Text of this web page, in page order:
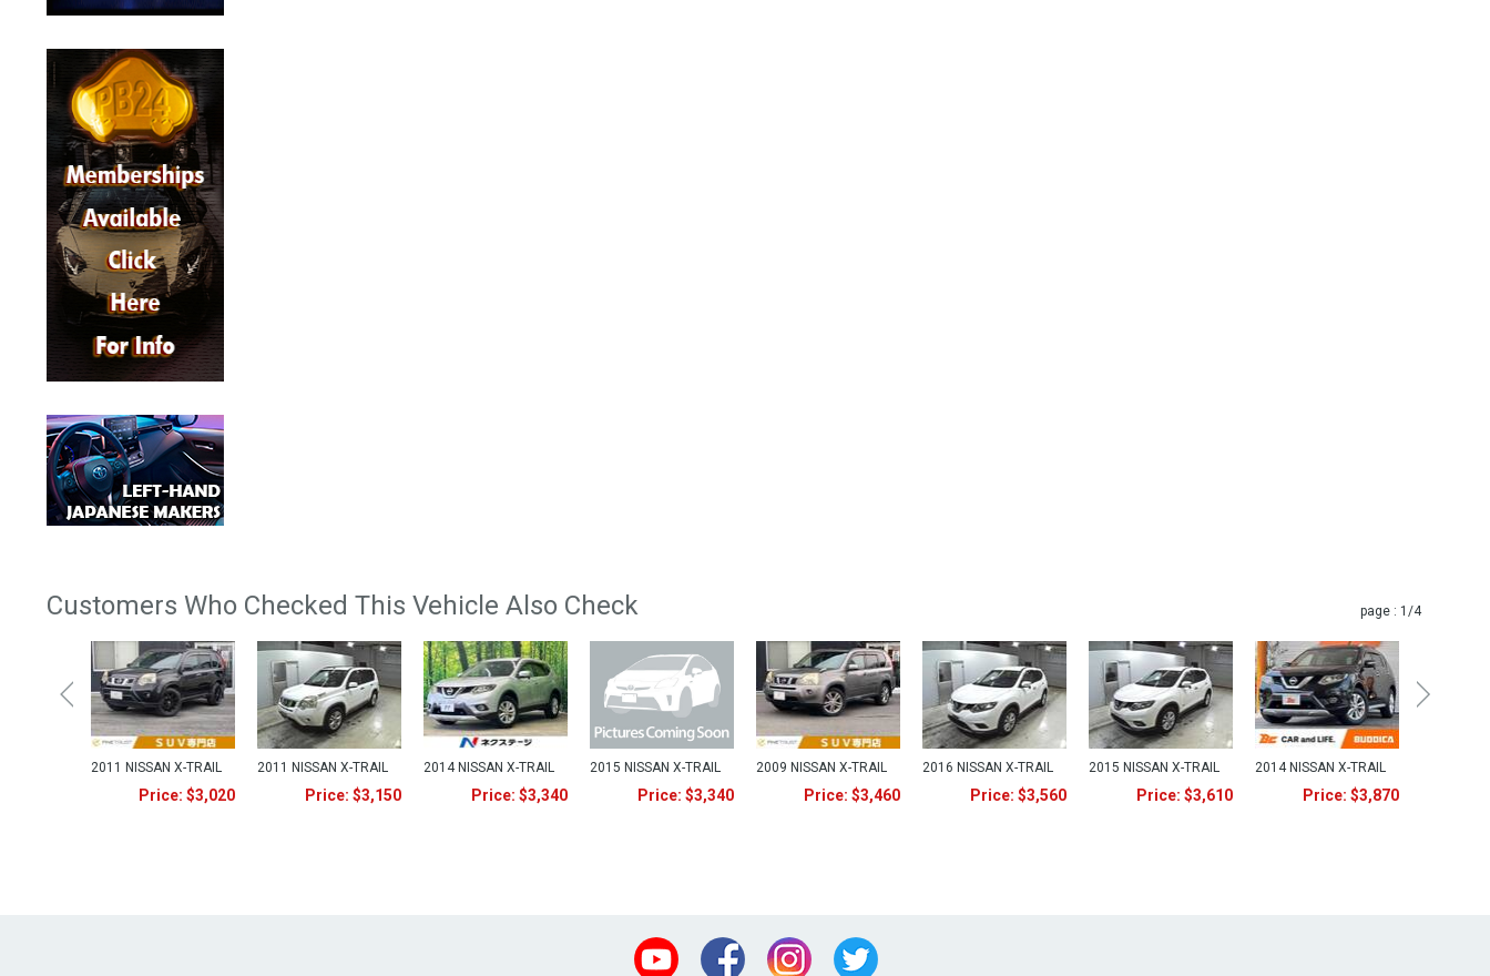
Customers Who Checked This Vehicle Also Check page : 1 /4
2011 NISSAN X-TRAIL
Price: $3,020
2011 NISSAN X-TRAIL
Price: $3,150
2014 NISSAN X-TRAIL
Price: $3,340
2015 NISSAN X-TRAIL
Price: $3,340
2009 NISSAN X-TRAIL
Price: $3,460
2016 NISSAN X-TRAIL
Price: $3,560
2015 NISSAN X-TRAIL
Price: $3,610
2014 NISSAN X-TRAIL
Price: $3,870
Youtube Facebook Instagram